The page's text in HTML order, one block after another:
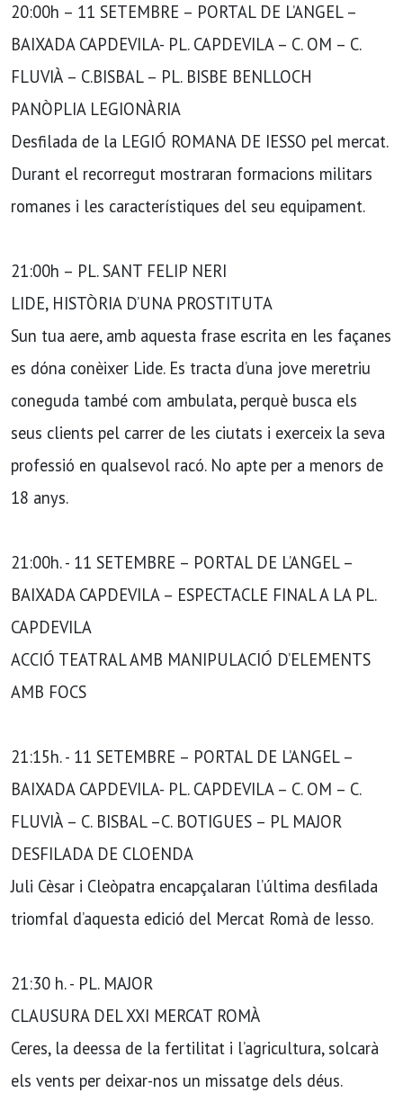
20:00h – 11 SETEMBRE – PORTAL DE L’ANGEL –
BAIXADA CAPDEVILA- PL. CAPDEVILA – C. OM – C.
FLUVIÀ – C.BISBAL – PL. BISBE BENLLOCH
PANÒPLIA LEGIONÀRIA
Desfilada de la LEGIÓ ROMANA DE IESSO pel mercat.
Durant el recorregut mostraran formacions militars
romanes i les característiques del seu equipament.
21:00h – PL. SANT FELIP NERI
LIDE, HISTÒRIA D’UNA PROSTITUTA
Sun tua aere, amb aquesta frase escrita en les façanes
es dóna conèixer Lide. Es tracta d’una jove meretriu
coneguda també com ambulata, perquè busca els
seus clients pel carrer de les ciutats i exerceix la seva
professió en qualsevol racó. No apte per a menors de
18 anys.
21:00h. - 11 SETEMBRE – PORTAL DE L’ANGEL –
BAIXADA CAPDEVILA – ESPECTACLE FINAL A LA PL.
CAPDEVILA
ACCIÓ TEATRAL AMB MANIPULACIÓ D’ELEMENTS
AMB FOCS
21:15h. - 11 SETEMBRE – PORTAL DE L’ANGEL –
BAIXADA CAPDEVILA- PL. CAPDEVILA – C. OM – C.
FLUVIÀ – C. BISBAL –C. BOTIGUES – PL MAJOR
DESFILADA DE CLOENDA
Juli Cèsar i Cleòpatra encapçalaran l’última desfilada
triomfal d’aquesta edició del Mercat Romà de Iesso.
21:30 h. - PL. MAJOR
CLAUSURA DEL XXI MERCAT ROMÀ
Ceres, la deessa de la fertilitat i l’agricultura, solcarà
els vents per deixar-nos un missatge dels déus.